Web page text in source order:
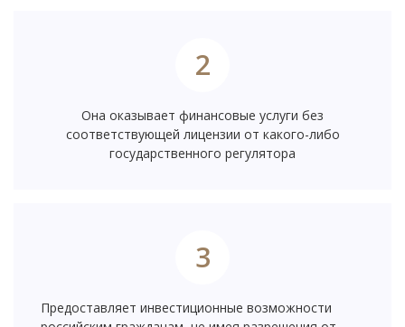
2
Она оказывает финансовые услуги без
соответствующей лицензии от какого-либо
государственного регулятора
3
Предоставляет инвестиционные возможности